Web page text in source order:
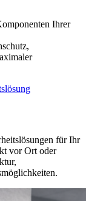
Ihrer
für Ihr
vor Ort oder